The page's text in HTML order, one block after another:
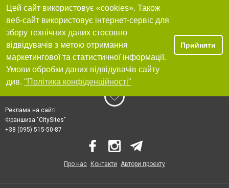
Цей сайт використовує «cookies». Також
веб-сайт використовує інтернет-сервіс для
збору технічних даних стосовно
відвідувачів з метою отримання
маркетингової та статистичної інформації.
Умови обробки даних відвідувачів сайту
див. "Політика конфіденційності"
Прийняти
Реклама на сайті
Франшиза "CitySites"
+38 (095) 515-50-87
Про нас Контакти Автори проєкту